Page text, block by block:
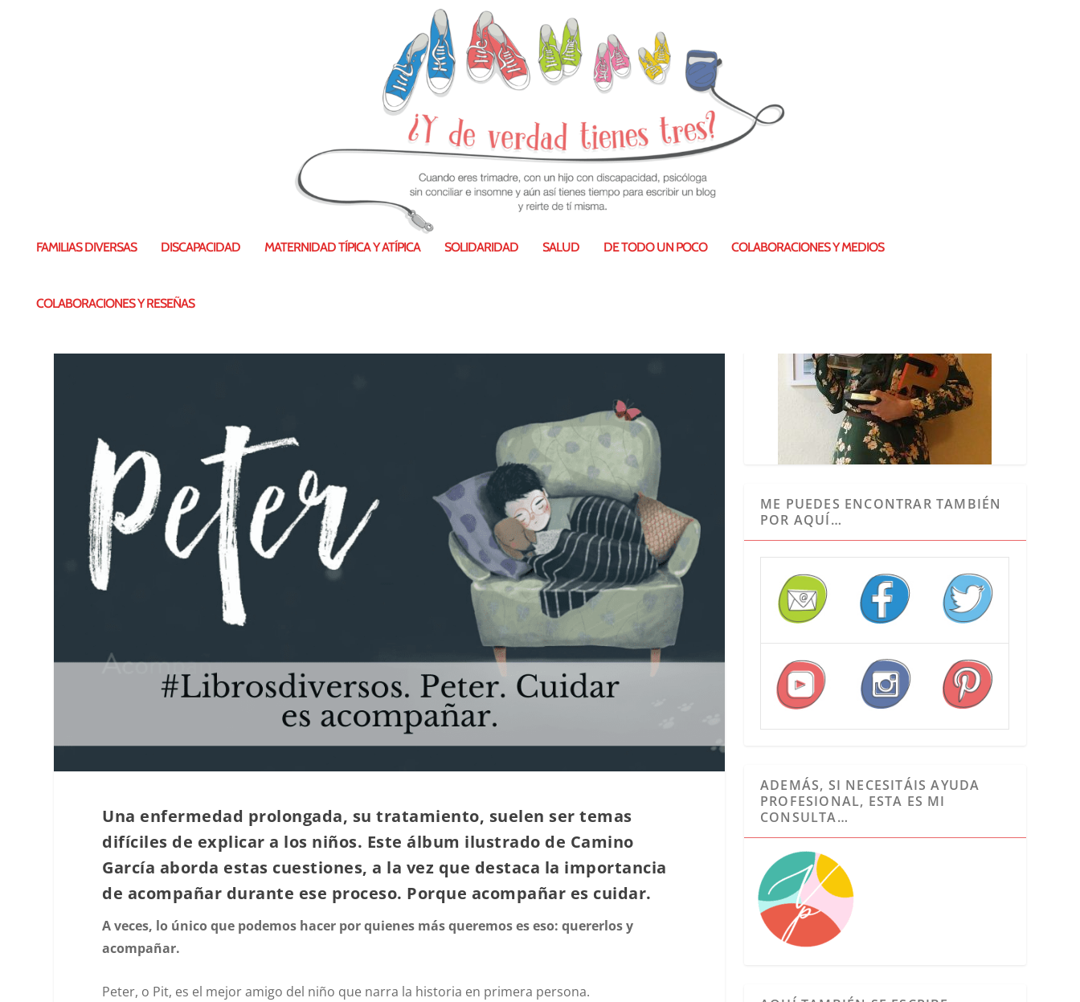
FAMILIAS DIVERSAS DISCAPACIDAD MATERNIDAD TÍPICA Y ATÍPICA SOLIDARIDAD SALUD DE TODO UN POCO COLABORACIONES Y MEDIOS
COLABORACIONES Y RESEÑAS
#Librosdiversos. Peter, acompañar es cuidar
Una enfermedad prolongada, su tratamiento, suelen ser temas
difíciles de explicar a los niños. Este álbum ilustrado de Camino
García aborda estas cuestiones, a la vez que destaca la importancia
de acompañar durante ese proceso. Porque acompañar es cuidar.
A veces, lo único que podemos hacer por quienes más queremos es eso: quererlos y
acompañar.
Peter, o Pit, es el mejor amigo del niño que narra la historia en primera persona.
ME PUEDES ENCONTRAR TAMBIÉN
POR AQUÍ…
ADEMÁS, SI NECESITÁIS AYUDA
PROFESIONAL, ESTA ES MI
CONSULTA…